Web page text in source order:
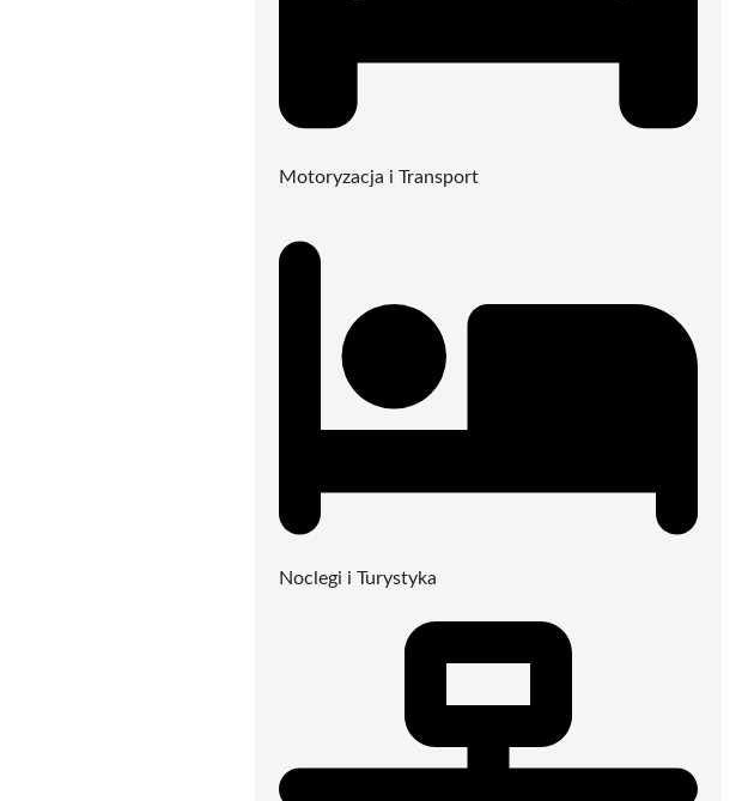
Motoryzacja i Transport
Noclegi i Turystyka